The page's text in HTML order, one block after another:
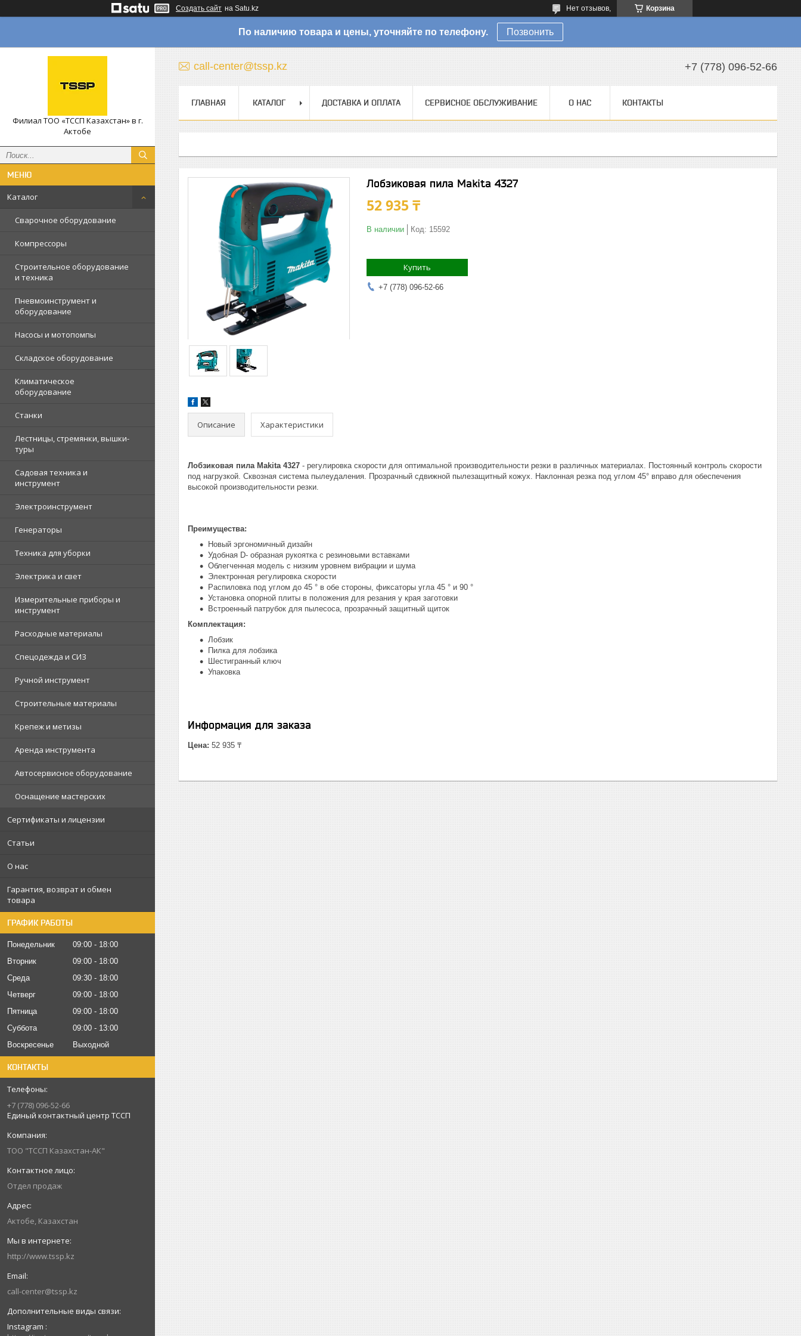
Создать сайт на Satu.kz Корзина
Нет отзывов,
По наличию товара и цены, уточняйте по телефону. Позвонить
Филиал ТОО «ТССП Казахстан» в г.
Актобе
Каталог
Сварочное оборудование
Компрессоры
Строительное оборудование
и техника
Пневмоинструмент и
оборудование
Насосы и мотопомпы
Складское оборудование
Климатическое
оборудование
Станки
Лестницы, стремянки, вышки-
туры
Садовая техника и
инструмент
Электроинструмент
Генераторы
Техника для уборки
Электрика и свет
Измерительные приборы и
инструмент
Расходные материалы
Спецодежда и СИЗ
Ручной инструмент
Строительные материалы
Крепеж и метизы
Аренда инструмента
Автосервисное оборудование
Оснащение мастерских
Сертификаты и лицензии
Статьи
О нас
Гарантия, возврат и обмен
товара
ГРАФИК РАБОТЫ
Понедельник 09:00
18:00
Вторник
09:00
18:00
Среда
09:30
18:00
Четверг
09:00
18:00
Пятница
09:00
18:00
Суббота
09:00
13:00
Воскресенье
Выходной
КОНТАКТЫ
+7 (778) 096-52-66
Единый контактный центр ТССП
ТОО "ТССП Казахстан-АК"
Отдел продаж
Актобе, Казахстан
http://www.tssp.kz
call-center@tssp.kz
Instagram
call-center@tssp.kz +7 (778) 096-52-66
ГЛАВНАЯ КАТАЛОГ ДОСТАВКА И ОПЛАТА СЕРВИСНОЕ ОБСЛУЖИВАНИЕ О НАС КОНТАКТЫ
Лобзиковая пила Makita 4327
52 935 ₸
В наличии Код: 15592
Купить
+7 (778) 096-52-66
Описание Характеристики
Лобзиковая пила Makita 4327 - регулировка скорости для оптимальной производительности резки в различных материалах. Постоянный контроль скорости
под нагрузкой. Сквозная система пылеудаления. Прозрачный сдвижной пылезащитный кожух. Наклонная резка под углом 45° вправо для обеспечения
высокой производительности резки.
Преимущества:
Новый эргономичный дизайн
Удобная D- образная рукоятка с резиновыми вставками
Облегченная модель с низким уровнем вибрации и шума
Электронная регулировка скорости
Распиловка под углом до 45 ° в обе стороны, фиксаторы угла 45 ° и 90 °
Установка опорной плиты в положения для резания у края заготовки
Встроенный патрубок для пылесоса, прозрачный защитный щиток
Комплектация:
Лобзик
Пилка для лобзика
Шестигранный ключ
Упаковка
Информация для заказа
Цена: 52 935 ₸